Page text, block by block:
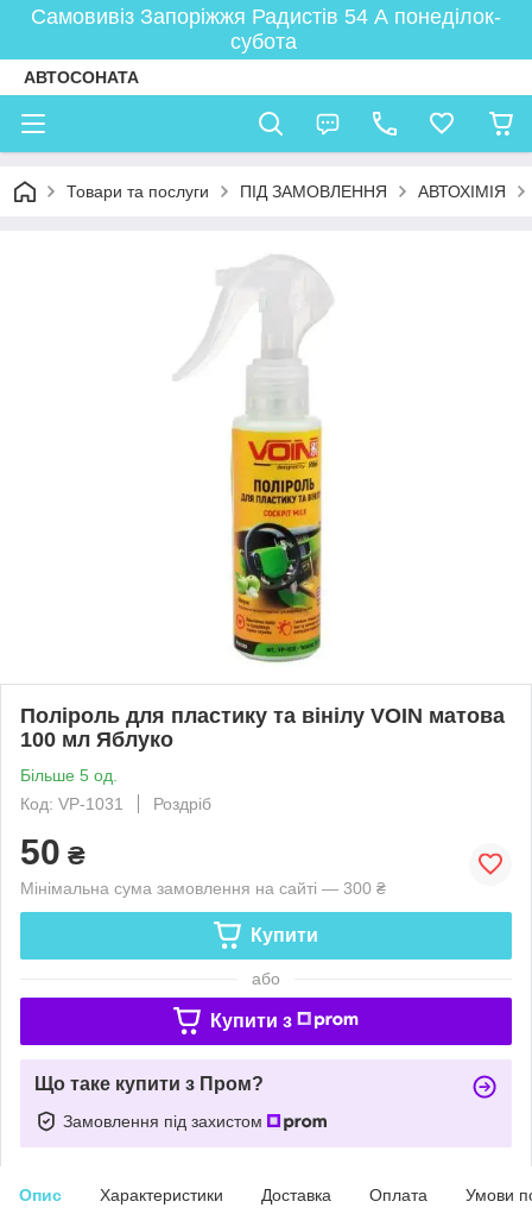
Самовивіз Запоріжжя Радистів 54 А понеділок-
субота
АВТОСОНАТА
Товари та послуги ПІД ЗАМОВЛЕННЯ АВТОХІМІЯ
Поліроль для пластику та вінілу VOIN матова
100 мл Яблуко
Більше 5 од.
Код: VP-1031
Роздріб
50 ₴
Мінімальна сума замовлення на сайті — 300 ₴
Купити
або
Купити з
Що таке купити з Пром?
Замовлення під захистом
Опис Характеристики Доставка Оплата Умови